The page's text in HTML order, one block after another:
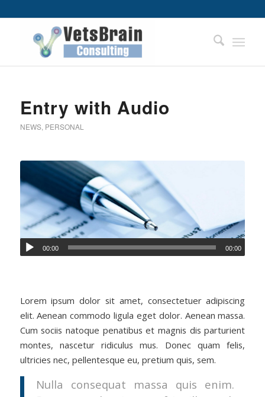
Entry with Audio
NEWS, PERSONAL
00:00 00:00
Lorem ipsum dolor sit amet, consectetuer adipiscing
elit. Aenean commodo ligula eget dolor. Aenean massa.
Cum sociis natoque penatibus et magnis dis parturient
montes, nascetur ridiculus mus. Donec quam felis,
ultricies nec, pellentesque eu, pretium quis, sem.
Nulla consequat massa quis enim.